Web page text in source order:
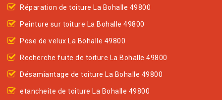
Réparation de toiture La Bohalle 49800
Peinture sur toiture La Bohalle 49800
Pose de velux La Bohalle 49800
Recherche fuite de toiture La Bohalle 49800
Désamiantage de toiture La Bohalle 49800
etancheite de toiture La Bohalle 49800